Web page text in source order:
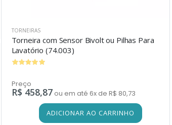
TORNEIRAS
Torneira com Sensor Bivolt ou Pilhas Para
Lavatório (74.003)
Preço
R$ 458,87 ou em até 6x de R$ 80,73
ADICIONAR AO CARRINHO